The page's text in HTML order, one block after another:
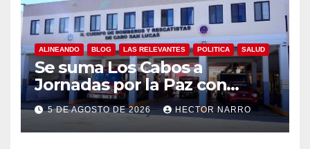
ALINEANDO BLOG LAS RELEVANTES POLITICA SALUD
Se suma Los Cabos a
Jornadas por la Paz con
capacitación en primeros
auxilios para jóvenes
5 DE AGOSTO DE 2026 HECTOR NARRO